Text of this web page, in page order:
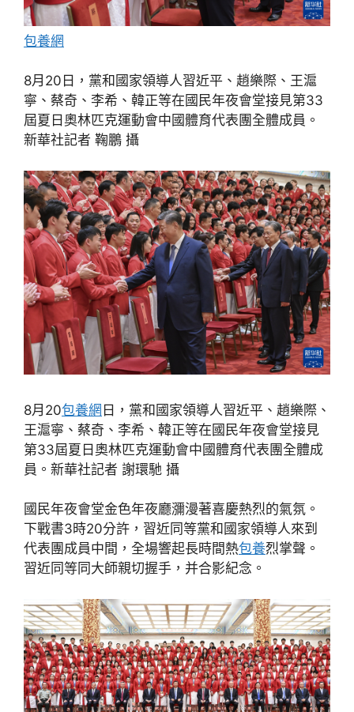
包養網
8月20日，黨和國家領導人習近平、趙樂際、王滬
寧、蔡奇、李希、韓正等在國民年夜會堂接見第33
屆夏日奧林匹克運動會中國體育代表團全體成員。
新華社記者 鞠鵬 攝
8月20包養網 日，黨和國家領導人習近平、趙樂際、
王滬寧、蔡奇、李希、韓正等在國民年夜會堂接見
第33屆夏日奧林匹克運動會中國體育代表團全體成
員。新華社記者 謝環馳 攝
國民年夜會堂金色年夜廳瀰漫著喜慶熱烈的氣氛。
下戰書3時20分許，習近同等黨和國家領導人來到
代表團成員中間，全場響起長時間熱包養烈掌聲。
習近同等同大師親切握手，并合影紀念。